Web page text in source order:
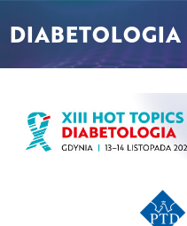
DIABETOLOGIA